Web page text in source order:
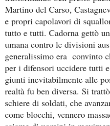
Martino del Carso,
e propri capolavori di
tutto e tutti. Cadorna gettò
umana contro le divisioni
generalissimo era convinto
per i difensori uccidere tutti
giunti inevitabilmente alle
realtà fu ben diversa. Si
schiere di soldati, che
come blocchi, vennero